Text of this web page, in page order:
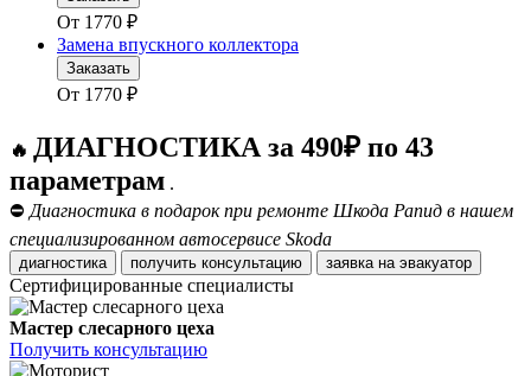
От 1770 ₽
Замена впускного коллектора
Заказать
От 1770 ₽
🔥 ДИАГНОСТИКА за 490₽ по 43
параметрам .
⛔ Диагностика в подарок при ремонте Шкода Рапид в нашем
специализированном автосервисе Skoda
диагностика получить консультацию заявка на эвакуатор
Сертифицированные специалисты
Мастер слесарного цеха
Получить консультацию